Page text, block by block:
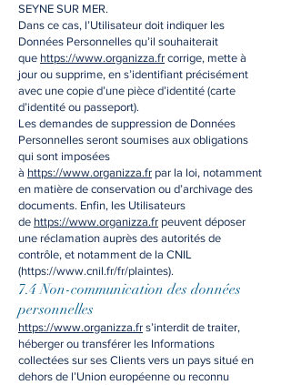
SEYNE SUR MER.
Dans ce cas, l’Utilisateur doit indiquer les
Données Personnelles qu’il souhaiterait
que https://www.organizza.fr corrige, mette à
jour ou supprime, en s’identifiant précisément
avec une copie d’une pièce d’identité (carte
d’identité ou passeport).
Les demandes de suppression de Données
Personnelles seront soumises aux obligations
qui sont imposées
à https://www.organizza.fr par la loi, notamment
en matière de conservation ou d’archivage des
documents. Enfin, les Utilisateurs
de https://www.organizza.fr peuvent déposer
une réclamation auprès des autorités de
contrôle, et notamment de la CNIL
(https://www.cnil.fr/fr/plaintes).
7.4 Non-communication des données
personnelles
https://www.organizza.fr s’interdit de traiter,
héberger ou transférer les Informations
collectées sur ses Clients vers un pays situé en
dehors de l’Union européenne ou reconnu